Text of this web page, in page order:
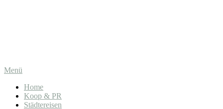
Menü
Home
Koop & PR
Städtereisen